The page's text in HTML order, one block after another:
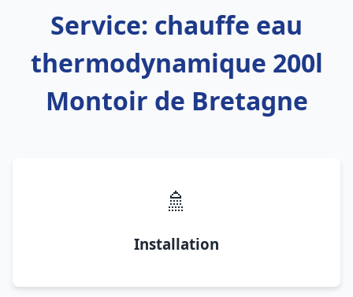
Service: chauffe eau
thermodynamique 200l
Montoir de Bretagne
🚿
Installation